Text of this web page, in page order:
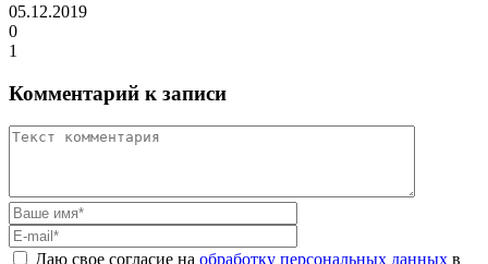
05.12.2019
0
1
Комментарий к записи
Даю свое согласие на обработку персональных данных в